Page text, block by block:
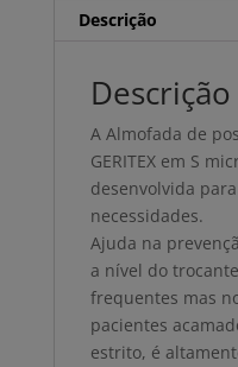
Descrição
Descrição
A Almofada de
GERITEX em S
desenvolvida
necessidades.
Ajuda na
a nível do
frequentes mas
pacientes
estrito, é